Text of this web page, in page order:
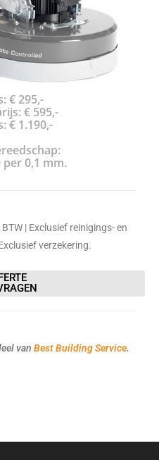
€ 295,-
€ 595,-
€ 1.190,-
per 0,1 mm.
| Exclusief reinigings- en
verzekering.
van Best Building Service.